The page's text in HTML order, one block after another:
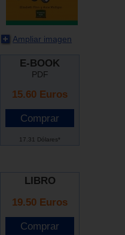
Ampliar imagen
E-BOOK
PDF
15.60 Euros
17.31 Dólares*
LIBRO
19.50 Euros